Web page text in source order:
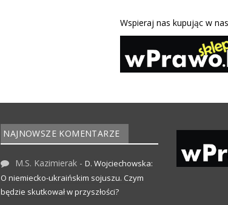
Wspieraj nas kupując w
NAJNOWSZE KOMENTARZE
M.S. Kazimierak - D. Wojciechowska:
O niemiecko-ukraińskim sojuszu. Czym
będzie skutkował w przyszłości?